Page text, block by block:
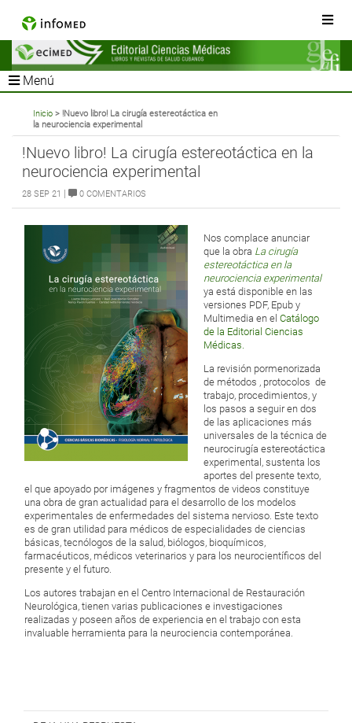
Menú
Inicio > !Nuevo libro! La cirugía estereotáctica en
la neurociencia experimental
!Nuevo libro! La cirugía estereotáctica en la
neurociencia experimental
28 SEP 21 | 0 COMENTARIOS
Nos complace anunciar
que la obra La cirugía
estereotáctica en la
neurociencia experimental
ya está disponible en las
versiones PDF, Epub y
Multimedia en elCatálogo
de la Editorial Ciencias
Médicas.
La revisión pormenorizada
de métodos , protocolos de
trabajo, procedimientos, y
los pasos a seguir en dos
de las aplicaciones más
universales de la técnica de
neurocirugía estereotáctica
experimental, sustenta los
aportes del presente texto,
el que apoyado por imágenes y fragmentos de videos constituye
una obra de gran actualidad para el desarrollo de los modelos
experimentales de enfermedades del sistema nervioso. Este texto
es de gran utilidad para médicos de especialidades de ciencias
básicas, tecnólogos de la salud, biólogos, bioquímicos,
farmacéuticos, médicos veterinarios y para los neurocientíficos del
presente y el futuro.
Los autores trabajan en el Centro Internacional de Restauración
Neurológica, tienen varias publicaciones e investigaciones
realizadas y poseen años de experiencia en el trabajo con esta
invaluable herramienta para la neurociencia contemporánea.